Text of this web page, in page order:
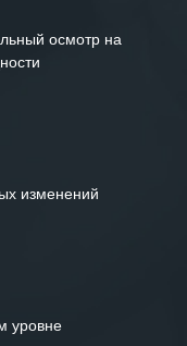
осмотр на
изменений
уровне